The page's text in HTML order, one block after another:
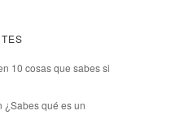
10 cosas que sabes si
¿Sabes qué es un